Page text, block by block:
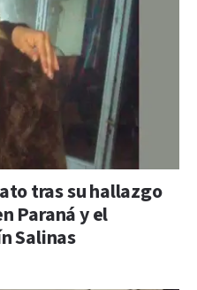
tras su hallazgo
Paraná y el
Salinas